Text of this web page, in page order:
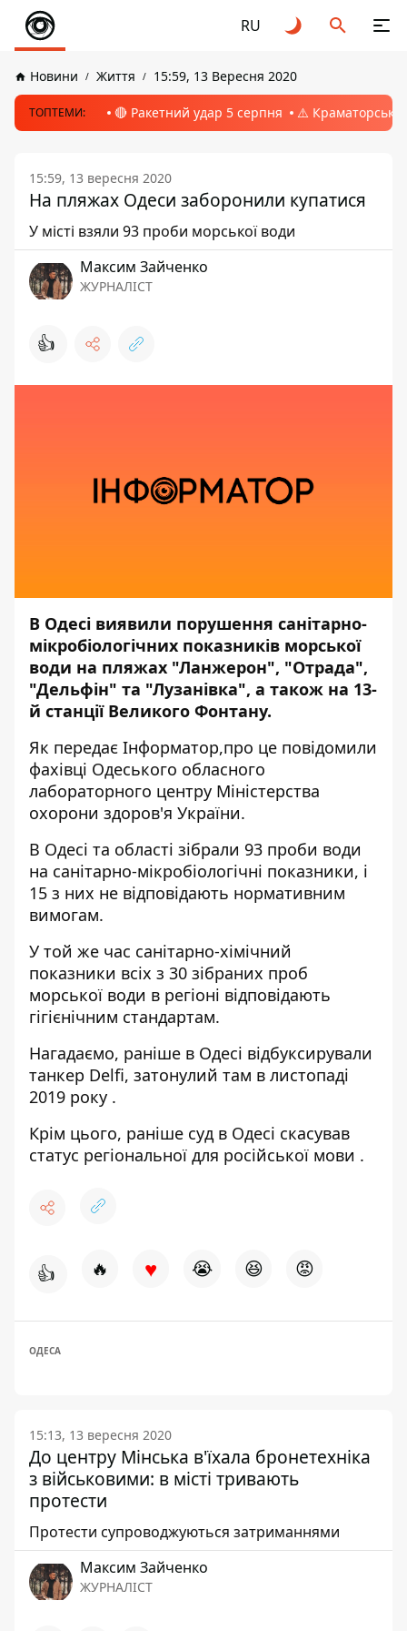
RU
Новини Життя 15:59, 13 Вересня 2020
ТОПТЕМИ: 🔴 Ракетний удар 5 серпня ⚠️ Краматорськ,
15:59, 13 вересня 2020
На пляжах Одеси заборонили купатися
У місті взяли 93 проби морської води
Максим Зайченко
ЖУРНАЛІСТ
👍
В Одесі виявили порушення санітарно-
мікробіологічних показників морської
води на пляжах "Ланжерон", "Отрада",
"Дельфін" та "Лузанівка", а також на 13-
й станції Великого Фонтану.
Як передає Інформатор,про це повідомили
фахівці Одеського обласного
лабораторного центру Міністерства
охорони здоров'я України.
В Одесі та області зібрали 93 проби води
на санітарно-мікробіологічні показники, і
15 з них не відповідають нормативним
вимогам.
У той же час санітарно-хімічний
показники всіх з 30 зібраних проб
морської води в регіоні відповідають
гігієнічним стандартам.
Нагадаємо, раніше в Одесі відбуксирували
танкер Delfi, затонулий там в листопаді
2019 року .
Крім цього, раніше суд в Одесі скасував
статус регіональної для російської мови .
👍 🔥 ♥ 😭 😆 😡
ОДЕСА
15:13, 13 вересня 2020
До центру Мінська в'їхала бронетехніка
з військовими: в місті тривають
протести
Протести супроводжуються затриманнями
Максим Зайченко
ЖУРНАЛІСТ